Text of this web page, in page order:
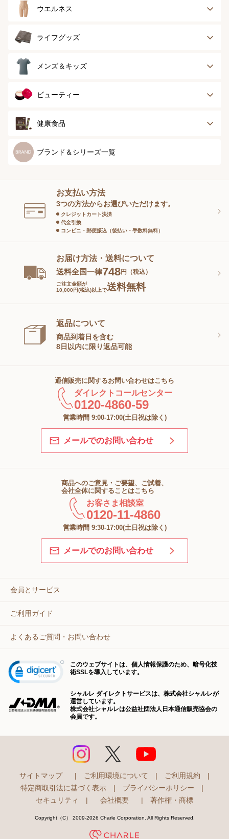
ブラジャー
ボディースーツ
ランジェリー
イツ
ウエルネス
健康サポート
スポーツ
ライフグッズ
アウター
グッズ
メンズ＆キッズ
メンズトップ
メンズソックス
ビューティー
スキンケア
スペシャルケア
スキンケアグッズ
健康食品
健康食品
ブランド＆シリーズ一覧
お支払い方法
3つの方法からお選びいただけます。
クレジットカート決済
代金引換
コンビニ・郵便振込（後払い・手数料無料）
お届け方法・送料について
送料全国一律748円（税込）
ご注文金額が
10,000円(税込)以上で送料無料
返品について
商品到着日を含む
8日以内に限り返品可能
通信販売に関するお問い合わせはこちら
ダイレクトコールセンター
0120-4860-59
営業時間 9:00-17:00(土日祝は除く)
メールでのお問い合わせ
商品へのご意見・ご要望、ご試着、
会社全体に関することはこちら
お客さま相談室
0120-11-4860
営業時間 9:30-17:00(土日祝は除く)
メールでのお問い合わせ
会員とサービス
ご利用ガイド
よくあるご質問・お問い合わせ
このウェブサイトは、個人情報保護のため、暗号化技
術SSLを導入しています。
シャルレ ダイレクトサービスは、株式会社シャルレが
運営しています。
株式会社シャルレは公益社団法人日本通信販売協会の
会員です。
サイトマップ | ご利用環境について | ご利用規約
|
特定商取引法に基づく表示
| プライバシーポリシー
|
セキュリティ
| 会社概要 | 著作権・商標
Copyright（C） 2009-2026 Charle Corporation. All Rights Reserved.